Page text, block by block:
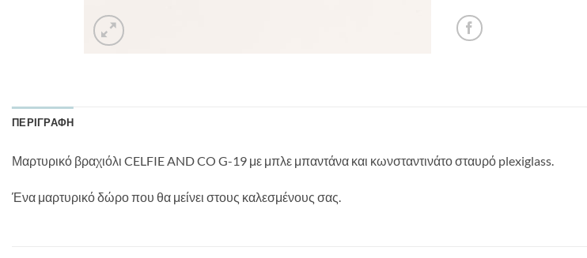
ΠΕΡΙΓΡΑΦΉ
Μαρτυρικό βραχιόλι CELFIE AND CO G-19 με μπλε μπαντάνα και κωνσταντινάτο σταυρό plexiglass.
Ένα μαρτυρικό δώρο που θα μείνει στους καλεσμένους σας.